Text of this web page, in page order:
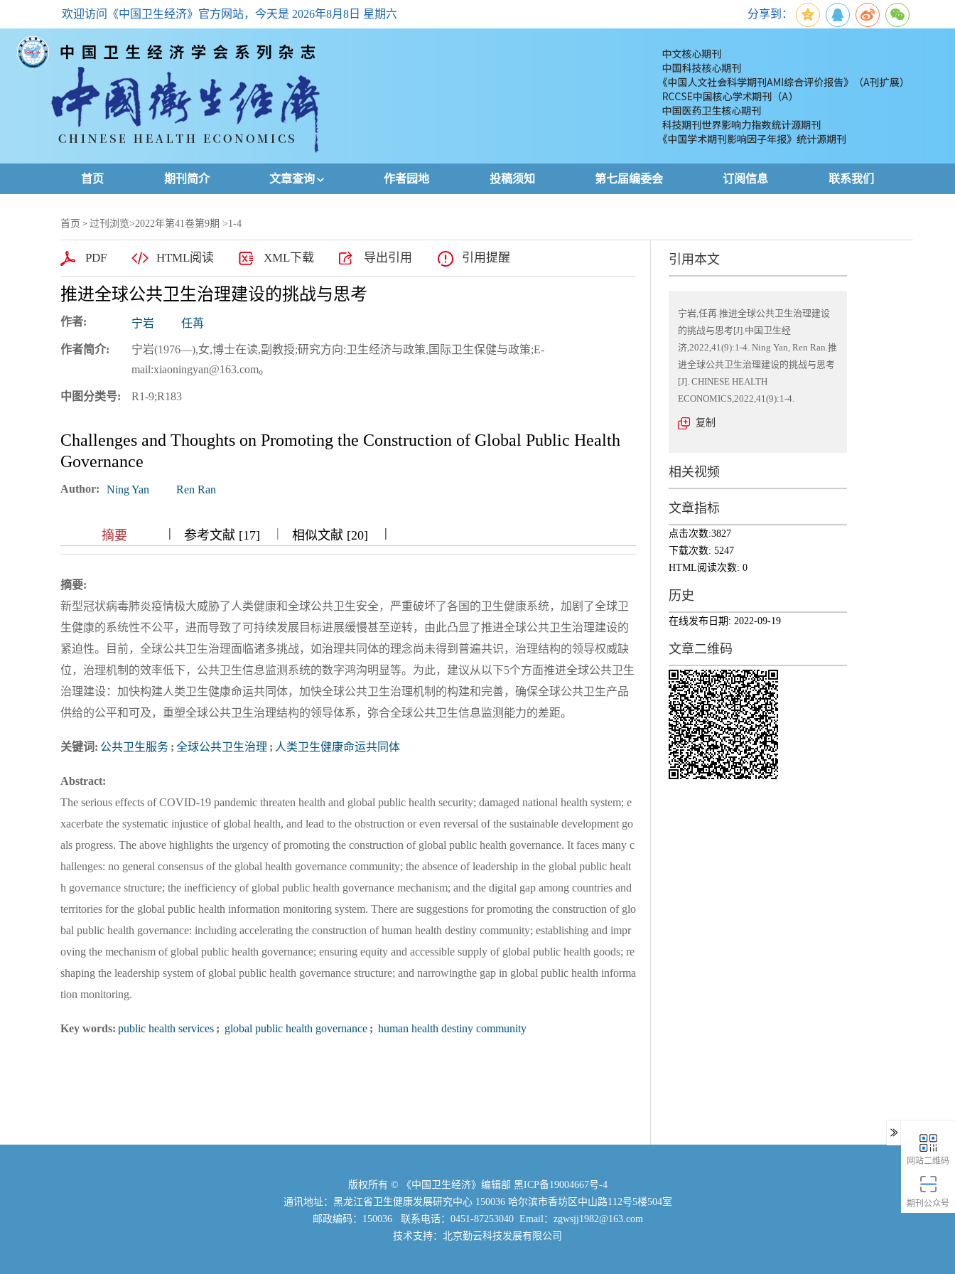
欢迎访问《中国卫生经济》官方网站，今天是 2026年8月8日 星期六 分享到：
首页 期刊简介 文章查询
高级查询
下载排名
作者园地 投稿须知 第七届编委会 订阅信息 联系我们
首页 > 过刊浏览>2022年第41卷第9期 >1-4
PDF HTML阅读 XML下载 导出引用 引用提醒
推进全球公共卫生治理建设的挑战与思考
作者: 宁岩 任苒
作者简介:
宁岩(1976—),女,博士在读,副教授;研究方向:卫生经济与政策,国际卫生保健与政策;E-
mail:xiaoningyan@163.com。
中图分类号: R1-9;R183
Challenges and Thoughts on Promoting the Construction of Global Public Health
Governance
Author: Ning Yan Ren Ran
摘要 ||| 参考文献 [17] | 相似文献 [20] |||
摘要:
新型冠状病毒肺炎疫情极大威胁了人类健康和全球公共卫生安全，严重破坏了各国的卫生健康系统，加剧了全球卫
生健康的系统性不公平，进而导致了可持续发展目标进展缓慢甚至逆转，由此凸显了推进全球公共卫生治理建设的
紧迫性。目前，全球公共卫生治理面临诸多挑战，如治理共同体的理念尚未得到普遍共识，治理结构的领导权威缺
位，治理机制的效率低下，公共卫生信息监测系统的数字鸿沟明显等。为此，建议从以下5个方面推进全球公共卫生
治理建设：加快构建人类卫生健康命运共同体，加快全球公共卫生治理机制的构建和完善，确保全球公共卫生产品
供给的公平和可及，重塑全球公共卫生治理结构的领导体系，弥合全球公共卫生信息监测能力的差距。
关键词: 公共卫生服务 ; 全球公共卫生治理 ; 人类卫生健康命运共同体
Abstract:
The serious effects of COVID-19 pandemic threaten health and global public health security; damaged national health system; e
xacerbate the systematic injustice of global health, and lead to the obstruction or even reversal of the sustainable development go
als progress. The above highlights the urgency of promoting the construction of global public health governance. It faces many c
hallenges: no general consensus of the global health governance community; the absence of leadership in the global public healt
h governance structure; the inefficiency of global public health governance mechanism; and the digital gap among countries and
territories for the global public health information monitoring system. There are suggestions for promoting the construction of glo
bal public health governance: including accelerating the construction of human health destiny community; establishing and impr
oving the mechanism of global public health governance; ensuring equity and accessible supply of global public health goods; re
shaping the leadership system of global public health governance structure; and narrowingthe gap in global public health informa
tion monitoring.
Key words: public health services ; global public health governance ; human health destiny community
引用本文
宁岩,任苒.推进全球公共卫生治理建设
的挑战与思考[J].中国卫生经
济,2022,41(9):1-4. Ning Yan, Ren Ran.推
进全球公共卫生治理建设的挑战与思考
[J]. CHINESE HEALTH
ECONOMICS,2022,41(9):1-4.
复制
相关视频
文章指标
点击次数:3827
下载次数: 5247
HTML阅读次数: 0
历史
在线发布日期: 2022-09-19
文章二维码
版权所有 © 《中国卫生经济》编辑部 黑ICP备19004667号-4
通讯地址：黑龙江省卫生健康发展研究中心 150036 哈尔滨市香坊区中山路112号5楼504室
邮政编码：150036 联系电话：0451-87253040 Email：zgwsjj1982@163.com
技术支持：北京勤云科技发展有限公司
网站二维码
期刊公众号